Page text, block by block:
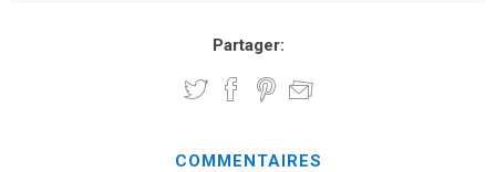
Partager:
COMMENTAIRES